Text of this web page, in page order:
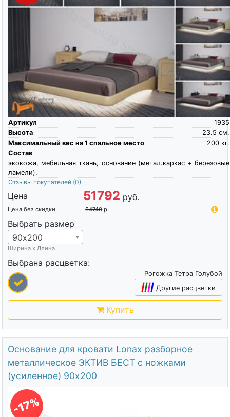
Артикул
1935
Высота
см.
23.5
Максимальный вес на 1 спальное место
кг.
200
Состав
экокожа, мебельная ткань, основание (метал.каркас + березовые
ламели),
Отзывы покупателей (0)
Цена 51792 руб.
Цена без скидки 64740 р.
Выбрать размер
90х200
Ширина х Длина
Выбрана расцветка:
Рогожка Тетра Голубой
|||| Другие расцветки
Купить
Основание для кровати Lonax разборное
металлическое ЭКТИВ БЕСТ с ножками
(усиленное) 90х200
-17%